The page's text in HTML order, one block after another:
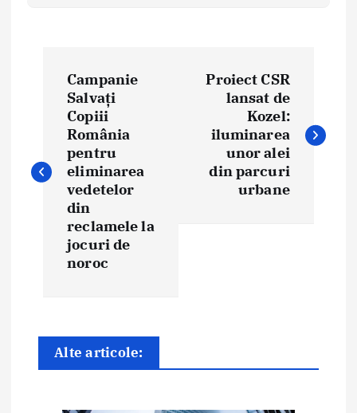
i
g
a
Campanie
Salvați
Copiii
România
pentru
eliminarea
vedetelor
din
reclamele la
jocuri de
noroc
Proiect CSR
lansat de
Kozel:
iluminarea
unor alei
din parcuri
urbane
Alte articole: